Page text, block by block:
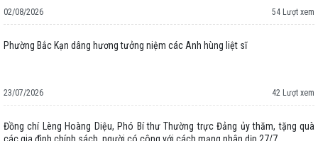
02/08/2026 54 Lượt xem
Phường Bắc Kạn dâng hương tưởng niệm các Anh hùng liệt sĩ
23/07/2026 42 Lượt xem
Đồng chí Lèng Hoàng Diệu, Phó Bí thư Thường trực Đảng ủy thăm, tặng quà